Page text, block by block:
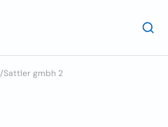
/Sattler gmbh 2